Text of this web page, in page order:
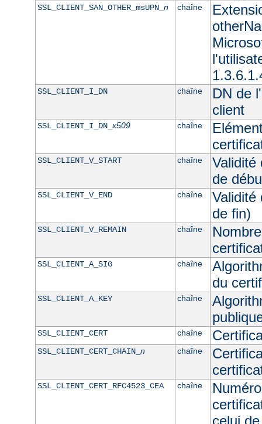
SSL_CLIENT_SAN_OTHER_msUPN_ n chaîne
SSL_CLIENT_I_DN chaîne
DN de
client
SSL_CLIENT_I_DN_x509 chaîne
SSL_CLIENT_V_START chaîne
Validité
de
SSL_CLIENT_V_END chaîne
Validité
de fin)
SSL_CLIENT_V_REMAIN chaîne
SSL_CLIENT_A_SIG chaîne
du
SSL_CLIENT_A_KEY chaîne
SSL_CLIENT_CERT chaîne
SSL_CLIENT_CERT_CHAIN_ n chaîne
SSL_CLIENT_CERT_RFC4523_CEA chaîne
celui